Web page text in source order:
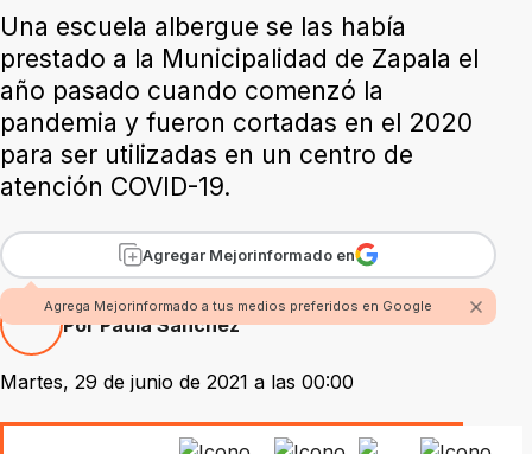
Una escuela albergue se las había
prestado a la Municipalidad de Zapala el
año pasado cuando comenzó la
pandemia y fueron cortadas en el 2020
para ser utilizadas en un centro de
atención COVID-19.
Agregar Mejorinformado en
Agrega Mejorinformado a tus medios preferidos en Google
Por Paula Sánchez
Martes, 29 de junio de 2021 a las 00:00